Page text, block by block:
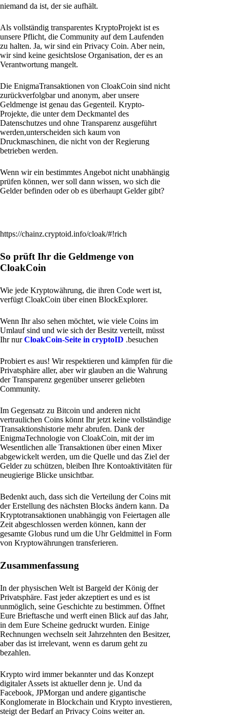
niemand da ist, der sie aufhält.
Als vollständig transparentes KryptoProjekt ist es
unsere Pflicht, die Community auf dem Laufenden
zu halten. Ja, wir sind ein Privacy Coin. Aber nein,
wir sind keine gesichtslose Organisation, der es an
Verantwortung mangelt.
Die EnigmaTransaktionen von CloakCoin sind nicht
zurückverfolgbar und anonym, aber unsere
Geldmenge ist genau das Gegenteil. Krypto-
Projekte, die unter dem Deckmantel des
Datenschutzes und ohne Transparenz ausgeführt
werden,unterscheiden sich kaum von
Druckmaschinen, die nicht von der Regierung
betrieben werden.
Wenn wir ein bestimmtes Angebot nicht unabhängig
prüfen können, wer soll dann wissen, wo sich die
Gelder befinden oder ob es überhaupt Gelder gibt?
https://chainz.cryptoid.info/cloak/#!rich
So prüft Ihr die Geldmenge von
CloakCoin
Wie jede Kryptowährung, die ihren Code wert ist,
verfügt CloakCoin über einen BlockExplorer.
Wenn Ihr also sehen möchtet, wie viele Coins im
Umlauf sind und wie sich der Besitz verteilt, müsst
Ihr nurCloakCoin-Seite in cryptoID .besuchen
Probiert es aus! Wir respektieren und kämpfen für die
Privatsphäre aller, aber wir glauben an die Wahrung
der Transparenz gegenüber unserer geliebten
Community.
Im Gegensatz zu Bitcoin und anderen nicht
vertraulichen Coins könnt Ihr jetzt keine vollständige
Transaktionshistorie mehr abrufen. Dank der
EnigmaTechnologie von CloakCoin, mit der im
Wesentlichen alle Transaktionen über einen Mixer
abgewickelt werden, um die Quelle und das Ziel der
Gelder zu schützen, bleiben Ihre Kontoaktivitäten für
neugierige Blicke unsichtbar.
Bedenkt auch, dass sich die Verteilung der Coins mit
der Erstellung des nächsten Blocks ändern kann. Da
Kryptotransaktionen unabhängig von Feiertagen alle
Zeit abgeschlossen werden können, kann der
gesamte Globus rund um die Uhr Geldmittel in Form
von Kryptowährungen transferieren.
Zusammenfassung
In der physischen Welt ist Bargeld der König der
Privatsphäre. Fast jeder akzeptiert es und es ist
unmöglich, seine Geschichte zu bestimmen. Öffnet
Eure Brieftasche und werft einen Blick auf das Jahr,
in dem Eure Scheine gedruckt wurden. Einige
Rechnungen wechseln seit Jahrzehnten den Besitzer,
aber das ist irrelevant, wenn es darum geht zu
bezahlen.
Krypto wird immer bekannter und das Konzept
digitaler Assets ist aktueller denn je. Und da
Facebook, JPMorgan und andere gigantische
Konglomerate in Blockchain und Krypto investieren,
steigt der Bedarf an Privacy Coins weiter an.